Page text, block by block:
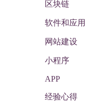
区块链
软件和应用
网站建设
小程序
APP
经验心得